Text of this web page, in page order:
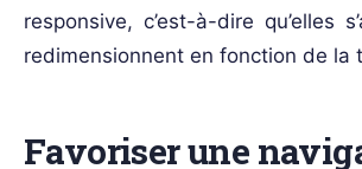
responsive, c’est-à-dire qu’elles
redimensionnent en fonction de la
Favoriser une